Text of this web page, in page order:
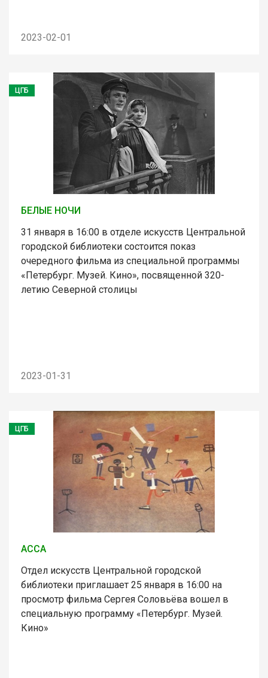
2023-02-01
ЦГБ
БЕЛЫЕ НОЧИ
31 января в 16:00 в отделе искусств Центральной
городской библиотеки состоится показ
очередного фильма из специальной программы
«Петербург. Музей. Кино», посвященной 320-
летию Северной столицы
2023-01-31
ЦГБ
АССА
Отдел искусств Центральной городской
библиотеки приглашает 25 января в 16:00 на
просмотр фильма Сергея Соловьёва вошел в
специальную программу «Петербург. Музей.
Кино»